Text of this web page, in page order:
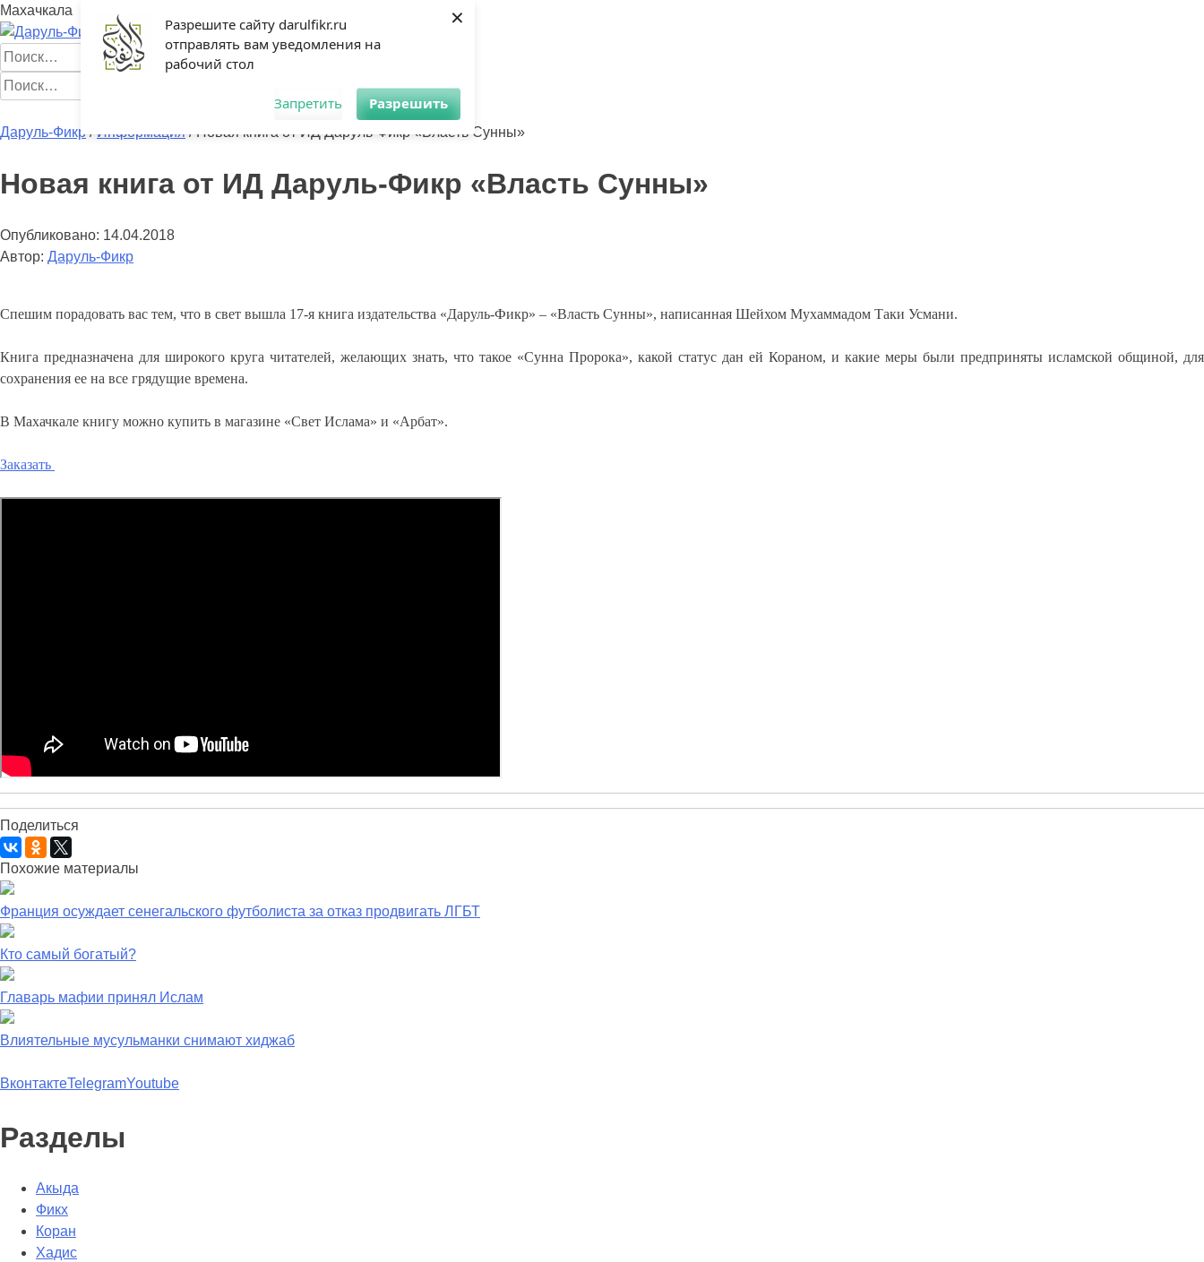
Разрешите сайту darulfikr.ru
отправлять вам уведомления на
рабочий стол
Запретить Разрешить
×
Махачкала
Найти:
Найти:
Мусульманка Аналитика Книги Аудио
Даруль-Фикр / Информация / Новая книга от ИД Даруль-Фикр «Власть Сунны»
Новая книга от ИД Даруль-Фикр «Власть Сунны»
Опубликовано: 14.04.2018
Автор: Даруль-Фикр
Спешим порадовать вас тем, что в свет вышла 17-я книга издательства «Даруль-Фикр» – «Власть Сунны», написанная Шейхом Мухаммадом Таки Усмани.
Книга предназначена для широкого круга читателей, желающих знать, что такое «Сунна Пророка», какой статус дан ей Кораном, и какие меры были предприняты исламской общиной, для
сохранения ее на все грядущие времена.
В Махачкале книгу можно купить в магазине «Свет Ислама» и «Арбат».
Заказать
Поделиться
Похожие материалы
Франция осуждает сенегальского футболиста за отказ продвигать ЛГБТ
Кто самый богатый?
Главарь мафии принял Ислам
Влиятельные мусульманки снимают хиджаб
ВконтактеTelegramYoutube
Разделы
Акыда
Фикх
Коран
Хадис